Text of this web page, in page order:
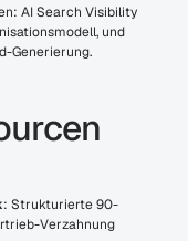
AI Search Visibility
und
Generierung.
: Strukturierte 90-
Verzahnung